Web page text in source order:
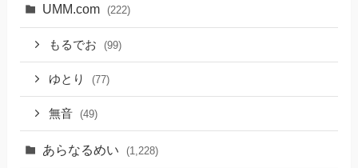
UMM.com (222)
もるでお (99)
ゆとり (77)
無音 (49)
あらなるめい (1,228)